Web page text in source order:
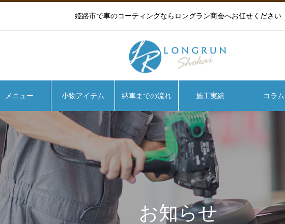
姫路市で車のコーティングならロングラン商会へお任せください
メニュー 小物アイテム 納車までの流れ 施工実績 コラム
お知らせ